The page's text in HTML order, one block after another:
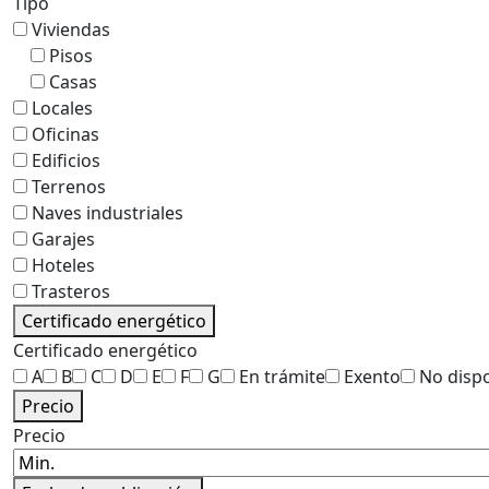
Viviendas
Pisos
Casas
Locales
Oficinas
Edificios
Terrenos
Naves industriales
Garajes
Hoteles
Trasteros
Certificado energético
Certificado energético
A
B C D E F G En trámite Exento
No
Precio
Precio